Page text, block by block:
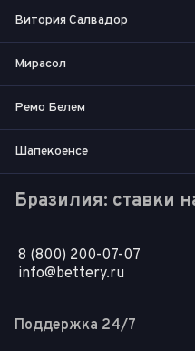
Витория Салвадор
Мирасол
Ремо Белем
Шапекоенсе
Бразилия: ставки
8 (800) 200-07-07
info@bettery.ru
Поддержка 24/7